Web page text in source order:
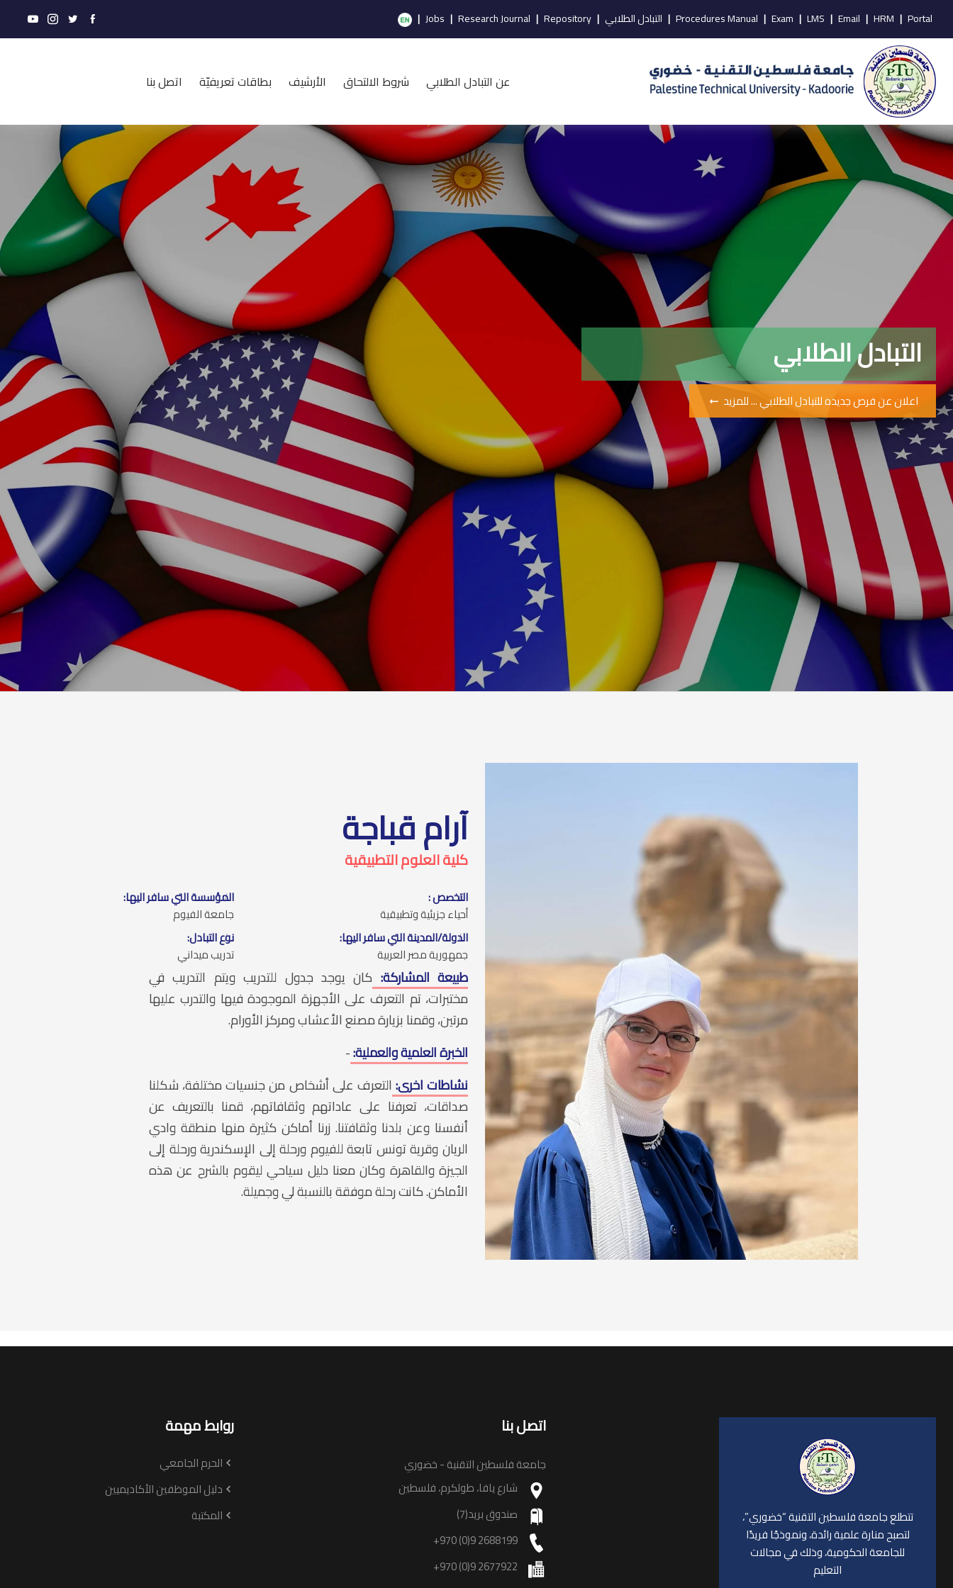
Portal
|
HRM
|
Email
|
LMS
|
Exam
|
Procedures Manual
| التبادل الطلابي |
Repository
|
Research Journal
|
Jobs
|
عن التبادل الطلابي شروط الالتحاق الأرشيف بطاقات تعريفيّة اتصل بنا
1333 * 2000
التبادل الطلابي
اعلان عن فرص جديده للتبادل الطلابي ... للمزيد
آرام قباجة
كلية العلوم التطبيقية
التخصص :
أحياء جزيئية وتطبيقية
الدولة/المدينة التي سافر اليها:
جمهورية مصر العربية
المؤسسة التي سافر اليها:
جامعة الفيوم
نوع التبادل:
تدريب ميداني
طبيعة المشاركة: كان يوجد جدول للتدريب ويتم التدريب في
مختبرات، تم التعرف على الأجهزة الموجودة فيها والتدرب عليها
مرتين، وقمنا بزيارة مصنع الأعشاب ومركز الأورام.
الخبرة العلمية والعملية:-
نشاطات اخرى: التعرف على أشخاص من جنسيات مختلفة، شكلنا
صداقات، تعرفنا على عاداتهم وثقافاتهم، قمنا بالتعريف عن
أنفسنا وعن بلدنا وثقافتنا. زرنا أماكن كثيرة منها منطقة وادي
الريان وقرية تونس تابعة للفيوم ورحلة إلى الإسكندرية ورحلة إلى
الجيزة والقاهرة وكان معنا دليل سياحي ليقوم بالشرح عن هذه
الأماكن. كانت رحلة موفقة بالنسبة لي وجميلة.
تتطلع جامعة فلسطين التقنية “خضوري”،
لتصبح منارة علمية رائدة، ونموذجًا فريدًا
للجامعة الحكومية، وذلك في مجالات
التعليم
اتصل بنا
جامعة فلسطين التقنية - خضوري
شارع يافا، طولكرم، فلسطين
صندوق بريد(7)
+970 (0)9 2688199
+970 (0)9 2677922
روابط مهمة
الحرم الجامعي
دليل الموظفين الأكاديميين
المكتبة